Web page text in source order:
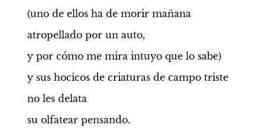
(uno de ellos ha de morir mañana
atropellado por un auto,
y por cómo me mira intuyo que lo sabe)
y sus hocicos de criaturas de campo triste
no les delata
su olfatear pensando.